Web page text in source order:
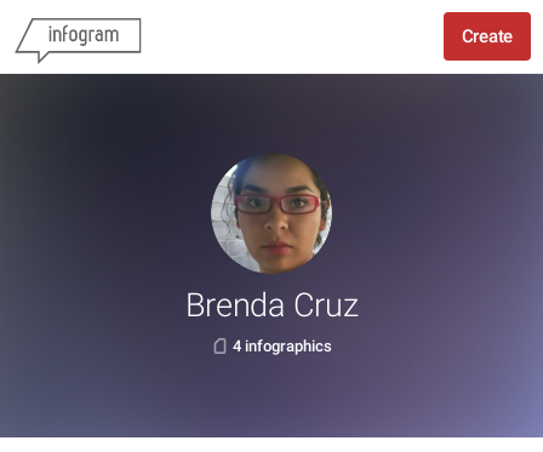
Create
Brenda Cruz
4 infographics